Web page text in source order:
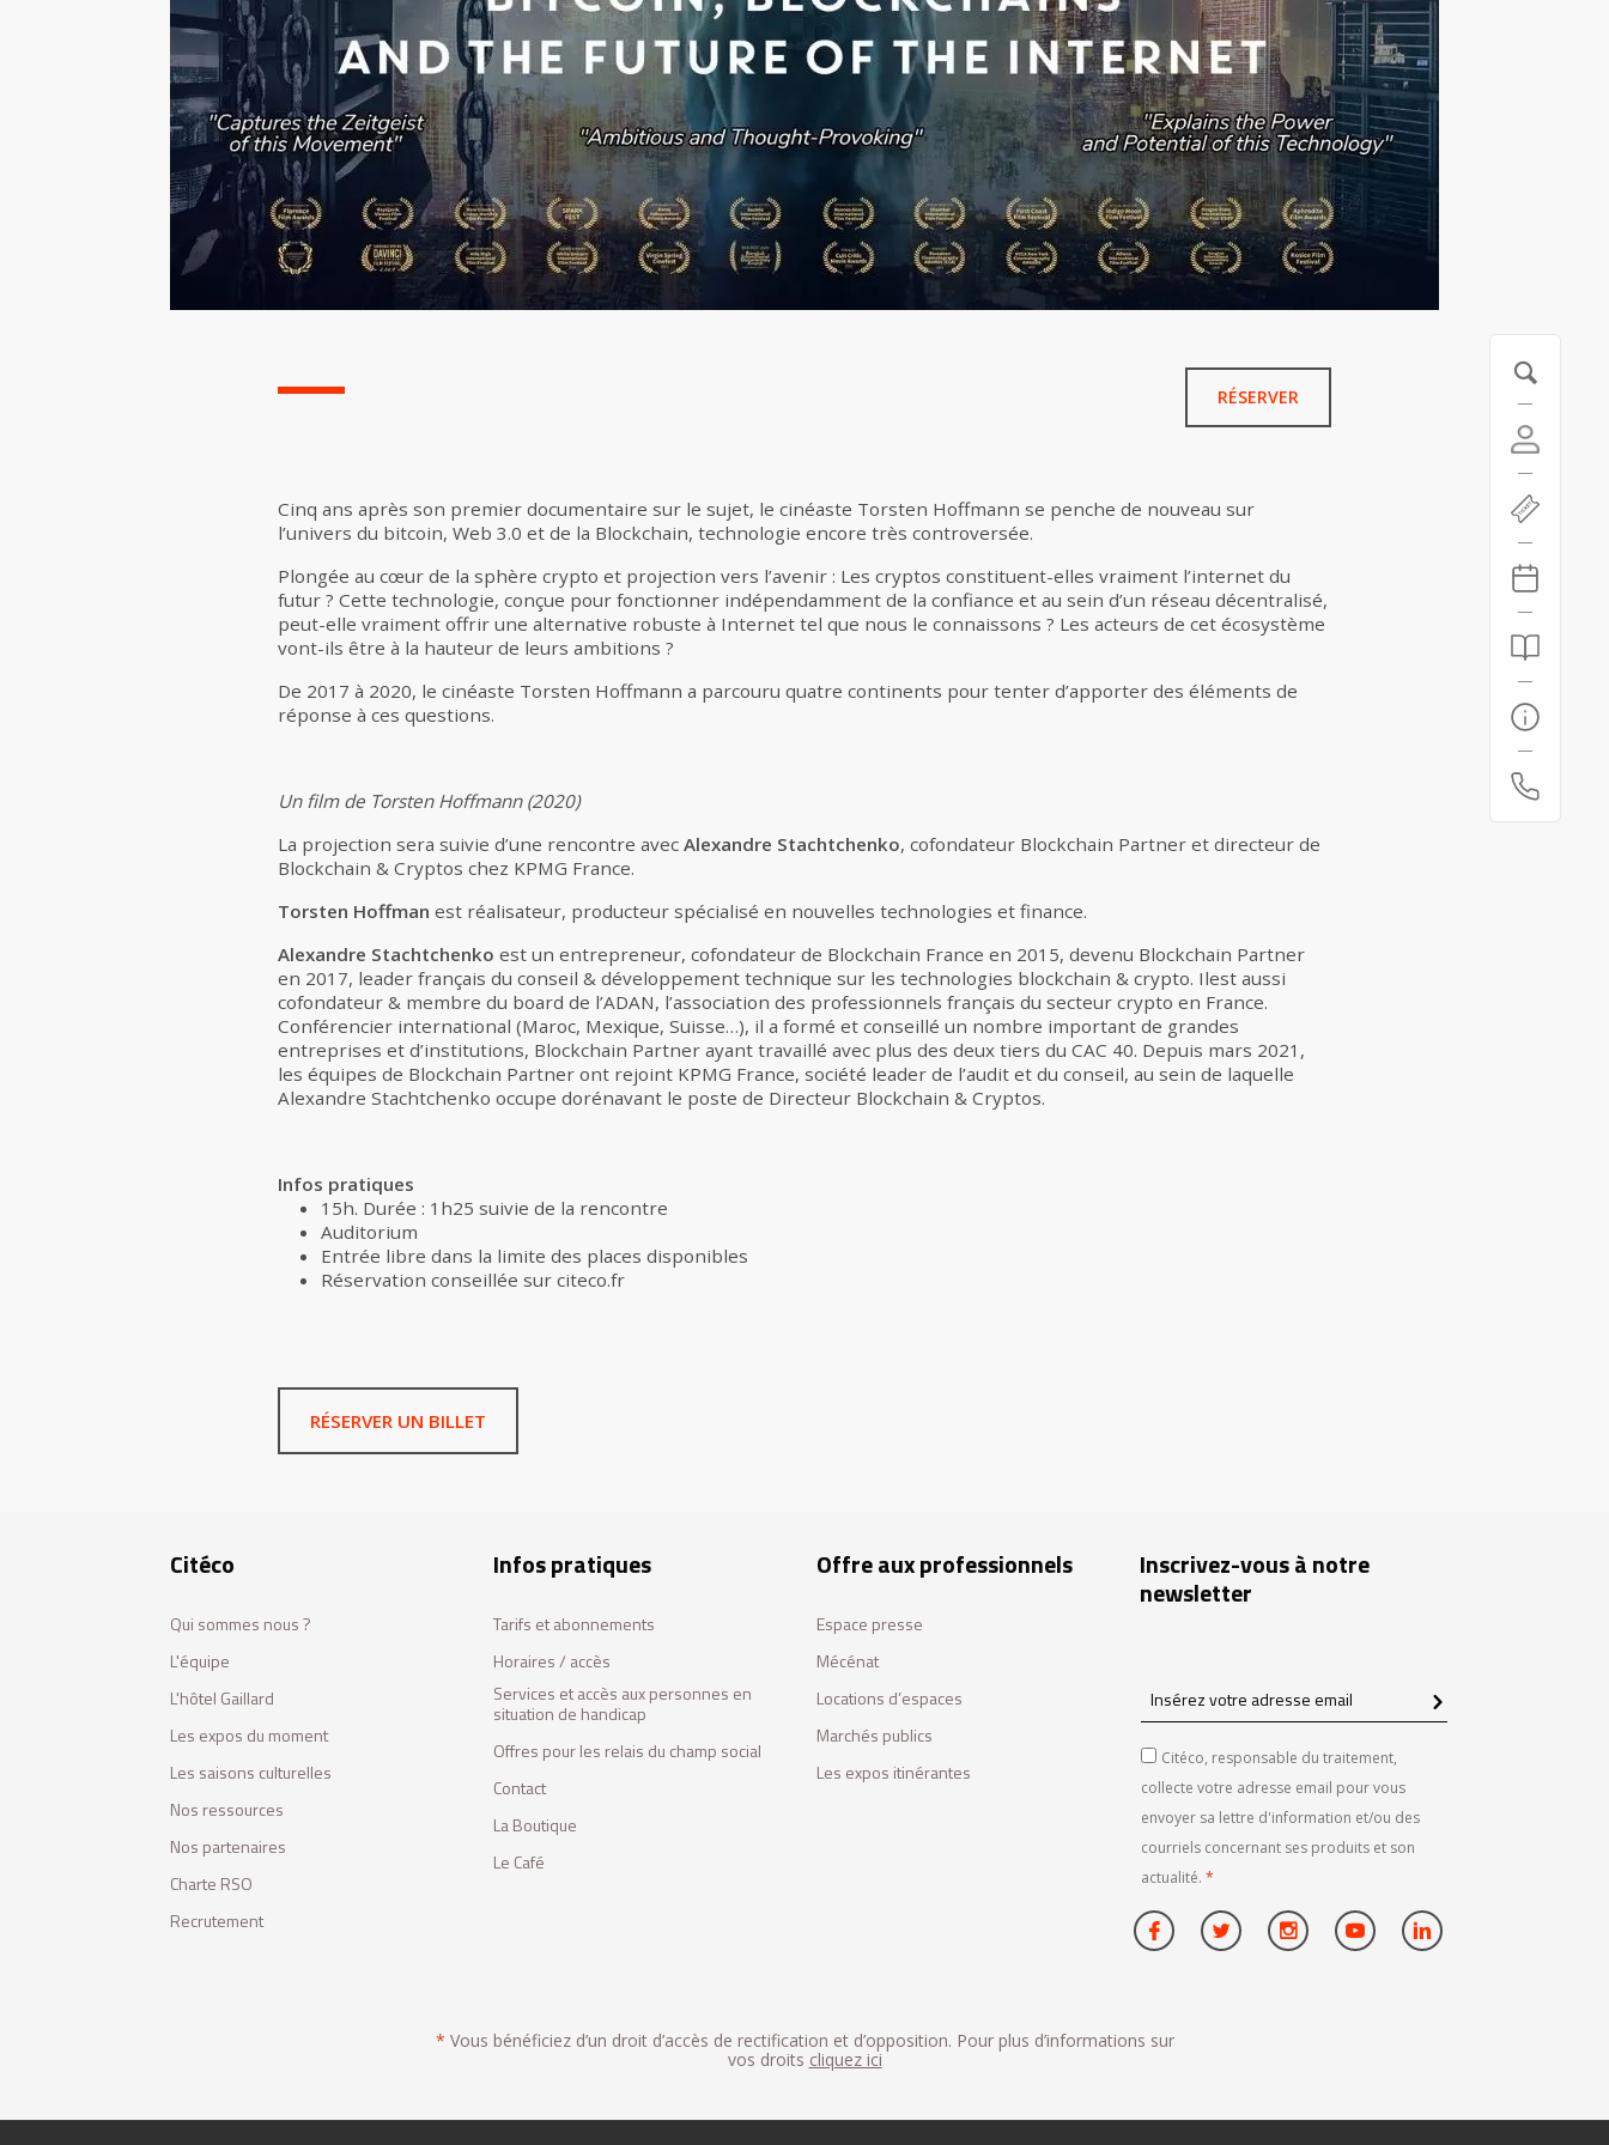
RÉSERVER
Cinq ans après son premier documentaire sur le sujet, le cinéaste Torsten Hoffmann se penche de nouveau sur
l’univers du bitcoin, Web 3.0 et de la Blockchain, technologie encore très controversée.
Plongée au cœur de la sphère crypto et projection vers l’avenir : Les cryptos constituent-elles vraiment l’internet du
futur ? Cette technologie, conçue pour fonctionner indépendamment de la confiance et au sein d’un réseau décentralisé,
peut-elle vraiment offrir une alternative robuste à Internet tel que nous le connaissons ? Les acteurs de cet écosystème
vont-ils être à la hauteur de leurs ambitions ?
De 2017 à 2020, le cinéaste Torsten Hoffmann a parcouru quatre continents pour tenter d’apporter des éléments de
réponse à ces questions.
Un film de Torsten Hoffmann (2020)
La projection sera suivie d’une rencontre avec Alexandre Stachtchenko, cofondateur Blockchain Partner et directeur de
Blockchain & Cryptos chez KPMG France.
Torsten Hoffman est réalisateur, producteur spécialisé en nouvelles technologies et finance.
Alexandre Stachtchenko est un entrepreneur, cofondateur de Blockchain France en 2015, devenu Blockchain Partner
en 2017, leader français du conseil & développement technique sur les technologies blockchain & crypto. Ilest aussi
cofondateur & membre du board de l’ADAN, l’association des professionnels français du secteur crypto en France.
Conférencier international (Maroc, Mexique, Suisse…), il a formé et conseillé un nombre important de grandes
entreprises et d’institutions, Blockchain Partner ayant travaillé avec plus des deux tiers du CAC 40. Depuis mars 2021,
les équipes de Blockchain Partner ont rejoint KPMG France, société leader de l’audit et du conseil, au sein de laquelle
Alexandre Stachtchenko occupe dorénavant le poste de Directeur Blockchain & Cryptos.
Infos pratiques
15h. Durée : 1h25 suivie de la rencontre
Auditorium
Entrée libre dans la limite des places disponibles
Réservation conseillée sur citeco.fr
RÉSERVER UN BILLET
Citéco
Qui sommes nous ?
L'équipe
L'hôtel Gaillard
Les expos du moment
Les saisons culturelles
Nos ressources
Nos partenaires
Charte RSO
Recrutement
Infos pratiques
Tarifs et abonnements
Horaires / accès
Services et accès aux personnes en
situation de handicap
Offres pour les relais du champ social
Contact
La Boutique
Le Café
Offre aux professionnels
Espace presse
Mécénat
Locations d’espaces
Marchés publics
Les expos itinérantes
Inscrivez-vous à notre
newsletter
Insérez
votre
adresse
email
Citéco, responsable du traitement,
collecte votre adresse email pour vous
envoyer sa lettre d'information et/ou des
courriels concernant ses produits et son
actualité. *
* Vous bénéficiez d’un droit d’accès de rectification et d’opposition. Pour plus d’informations sur
vos droits cliquez ici